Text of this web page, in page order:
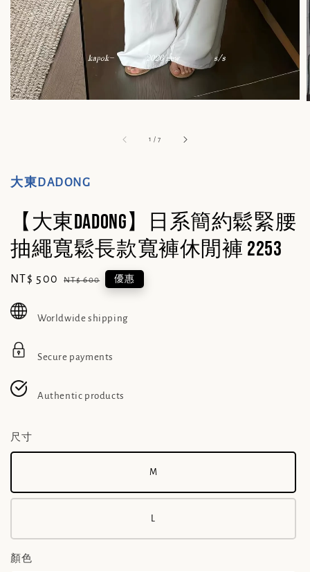
1 /7
大東DADONG
【大東DADONG】日系簡約鬆緊腰
抽繩寬鬆長款寬褲休閒褲 2253
Sale
NT$ 500 Regular
NT$ 600 優惠
Worldwide shipping
Secure payments
Authentic products
尺寸
M
L
顏色